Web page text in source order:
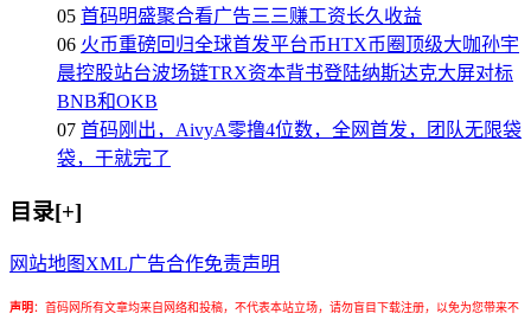
05 首码明盛聚合看广告三三赚工资长久收益
06 火币重磅回归全球首发平台币HTX币圈顶级大咖孙宇
晨控股站台波场链TRX资本背书登陆纳斯达克大屏对标
BNB和OKB
07 首码刚出，AivyA零撸4位数，全网首发，团队无限袋
袋，干就完了
目录[+]
网站地图 XML广告合作免责声明
声明： 首码网所有文章均来自网络和投稿，不代表本站立场，请勿盲目下载注册，以免为您带来不